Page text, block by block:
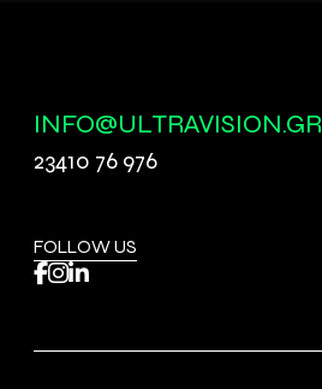
INFO@ULTRAVISION.GR
23410 76 976
FOLLOW US